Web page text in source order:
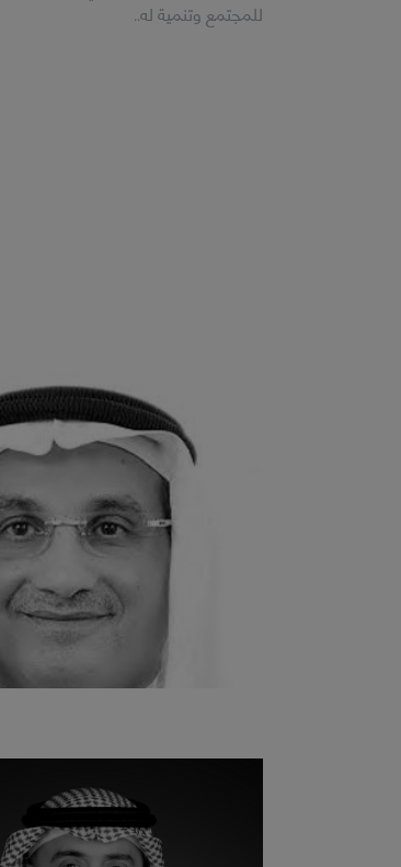
للمجتمع وتنمية له..
رئيس المجلس الإدارة
أ. طاهر الدباغ
عضو مجلس الإدارة
أ. ممدوح طنطاوي